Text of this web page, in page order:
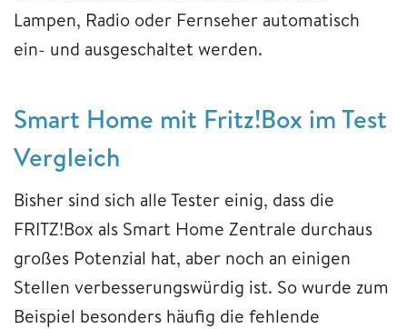
Lampen, Radio oder Fernseher automatisch
ein- und ausgeschaltet werden.
Smart Home mit Fritz!Box im Test
Vergleich
Bisher sind sich alle Tester einig, dass die
FRITZ!Box als Smart Home Zentrale durchaus
großes Potenzial hat, aber noch an einigen
Stellen verbesserungswürdig ist. So wurde zum
Beispiel besonders häufig die fehlende